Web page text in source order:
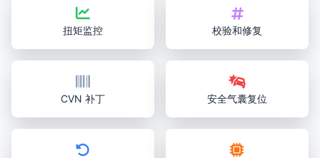
扭矩监控 校验和修复
CVN 补丁 安全气囊复位